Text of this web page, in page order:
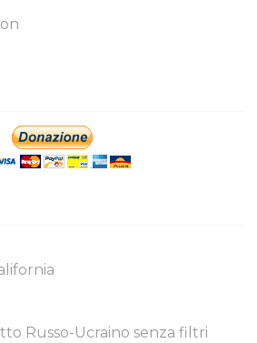
Russo-Ucraino senza filtri